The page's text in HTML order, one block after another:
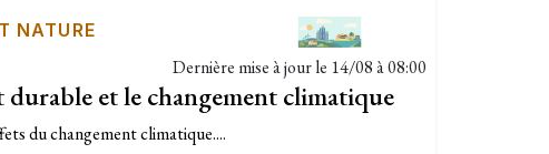
NATURE
Dernière mise à jour le 14/08 à 08:00
durable et le changement climatique
du changement climatique....